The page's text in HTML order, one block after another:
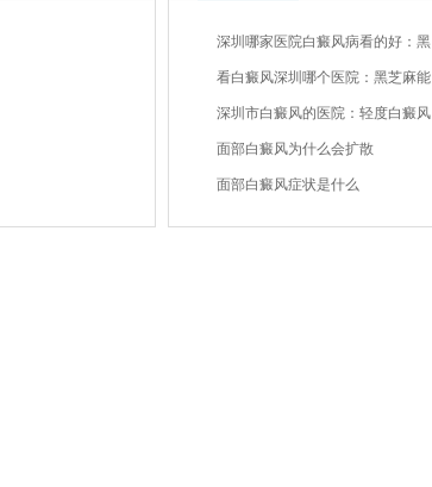
深圳哪家医院白癜风病看的好：黑
看白癜风深圳哪个医院：黑芝麻能
深圳市白癜风的医院：轻度白癜风
面部白癜风为什么会扩散
面部白癜风症状是什么